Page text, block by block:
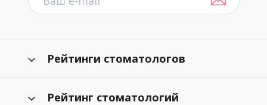
Рейтинги стоматологов
Рейтинг стоматологий